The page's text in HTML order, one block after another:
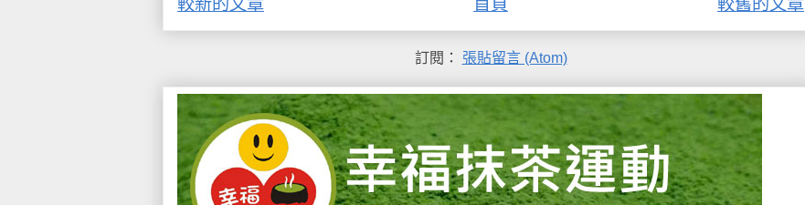
訂閱： 張貼留言 (Atom)